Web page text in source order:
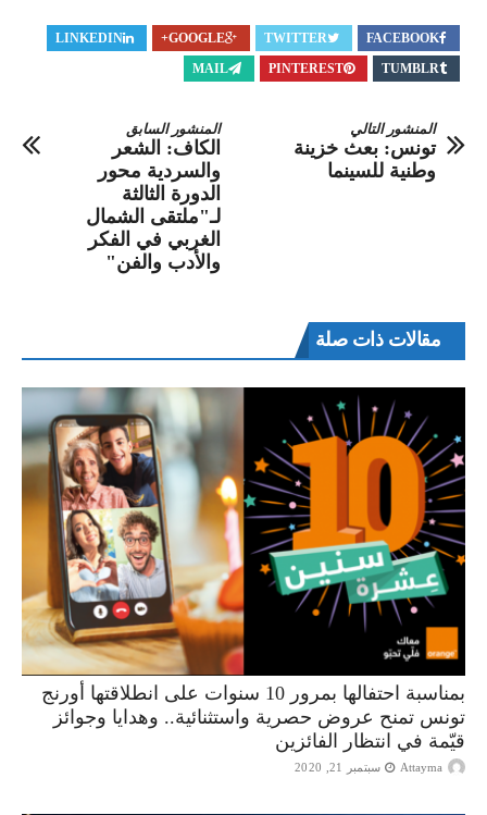
FACEBOOK
TWITTER
GOOGLE+
LINKEDIN
TUMBLR
PINTEREST
MAIL
المنشور السابق
الكاف: الشعر
والسردية محور
الدورة الثالثة
لـ"ملتقى الشمال
الغربي في الفكر
والأدب والفن"
المنشور التالي
تونس: بعث خزينة
وطنية للسينما
مقالات ذات صلة
بمناسبة احتفالها بمرور 10 سنوات على انطلاقتها أورنج
تونس تمنح عروض حصرية واستثنائية.. وهدايا وجوائز
قيّمة في انتظار الفائزين
Attayma سبتمبر 21, 2020